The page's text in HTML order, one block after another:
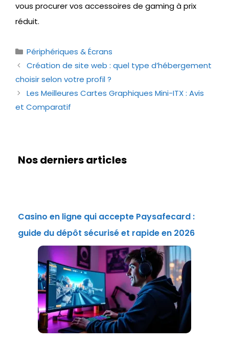
vous procurer vos accessoires de gaming à prix
réduit.
Catégories
Périphériques & Écrans
Création de site web : quel type d’hébergement
choisir selon votre profil ?
Les Meilleures Cartes Graphiques Mini-ITX : Avis
et Comparatif
Nos derniers articles
Casino en ligne qui accepte Paysafecard :
guide du dépôt sécurisé et rapide en 2026